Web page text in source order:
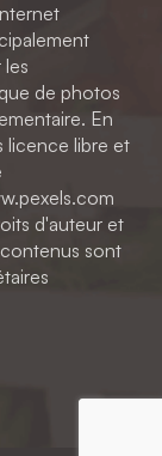
de photos
En
licence libre et
d'auteur et
sont